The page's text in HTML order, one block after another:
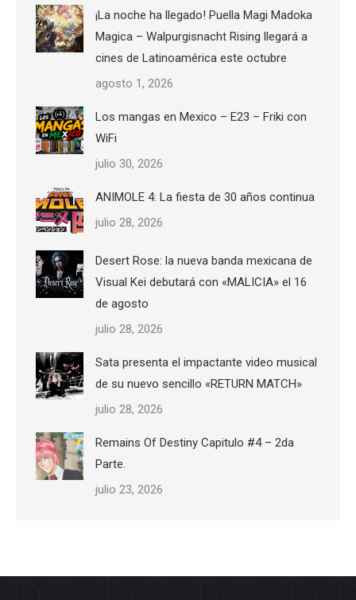
¡La noche ha llegado! Puella Magi Madoka
Magica – Walpurgisnacht Rising llegará a
cines de Latinoamérica este octubre
agosto 1, 2026
Los mangas en Mexico – E23 – Friki con
WiFi
julio 30, 2026
ANIMOLE 4: La fiesta de 30 años continua
julio 28, 2026
Desert Rose: la nueva banda mexicana de
Visual Kei debutará con «MALICIA» el 16
de agosto
julio 28, 2026
Sata presenta el impactante video musical
de su nuevo sencillo «RETURN MATCH»
julio 28, 2026
Remains Of Destiny Capitulo #4 – 2da
Parte.
julio 23, 2026